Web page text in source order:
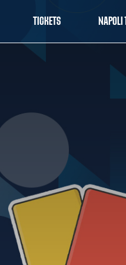
TICKETS NAPOLI